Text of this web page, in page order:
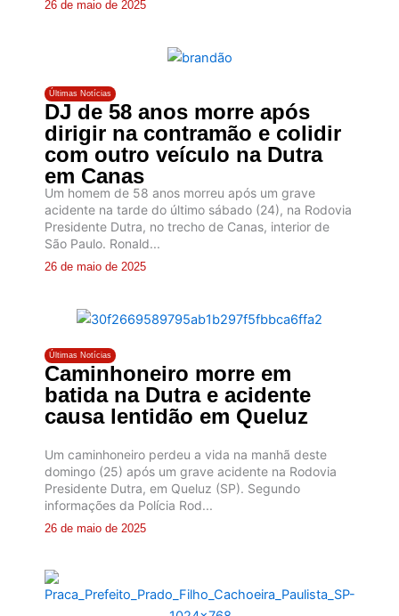
26 de maio de 2025
Últimas Notícias
DJ de 58 anos morre após
dirigir na contramão e colidir
com outro veículo na Dutra
em Canas
Um homem de 58 anos morreu após um grave
acidente na tarde do último sábado (24), na Rodovia
Presidente Dutra, no trecho de Canas, interior de
São Paulo. Ronald...
26 de maio de 2025
Últimas Notícias
Caminhoneiro morre em
batida na Dutra e acidente
causa lentidão em Queluz
Um caminhoneiro perdeu a vida na manhã deste
domingo (25) após um grave acidente na Rodovia
Presidente Dutra, em Queluz (SP). Segundo
informações da Polícia Rod...
26 de maio de 2025